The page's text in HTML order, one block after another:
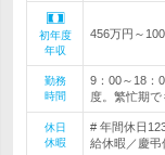
初年度
年収
456万円～
勤務
時間
9：00～18：
度。繁忙期
休日
休暇
# 年間休日
給休暇／慶弔